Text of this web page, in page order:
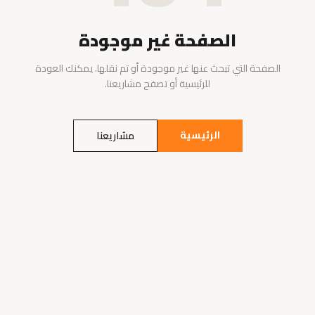
الصفحة غير موجودة
الصفحة التي تبحث عنها غير موجودة أو تم نقلها. يمكنك العودة
للرئيسية أو تصفح مشاريعنا.
الرئيسية مشاريعنا